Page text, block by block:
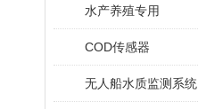
水产养殖专用
COD传感器
无人船水质监测系统